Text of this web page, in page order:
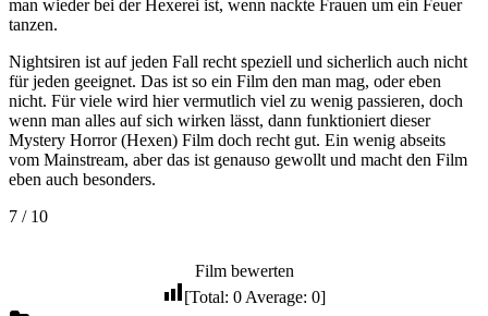
man wieder bei der Hexerei ist, wenn nackte Frauen um ein Feuer
tanzen.
Nightsiren ist auf jeden Fall recht speziell und sicherlich auch nicht
für jeden geeignet. Das ist so ein Film den man mag, oder eben
nicht. Für viele wird hier vermutlich viel zu wenig passieren, doch
wenn man alles auf sich wirken lässt, dann funktioniert dieser
Mystery Horror (Hexen) Film doch recht gut. Ein wenig abseits
vom Mainstream, aber das ist genauso gewollt und macht den Film
eben auch besonders.
7 / 10
Film bewerten
[Total: 0 Average: 0]